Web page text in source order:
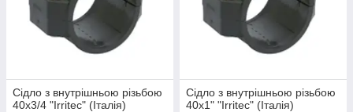
Сідло з внутрішньою різьбою
40x3/4 "Irritec" (Італія)
Сідло з внутрішньою різьбою
40x1" "Irritec" (Італія)